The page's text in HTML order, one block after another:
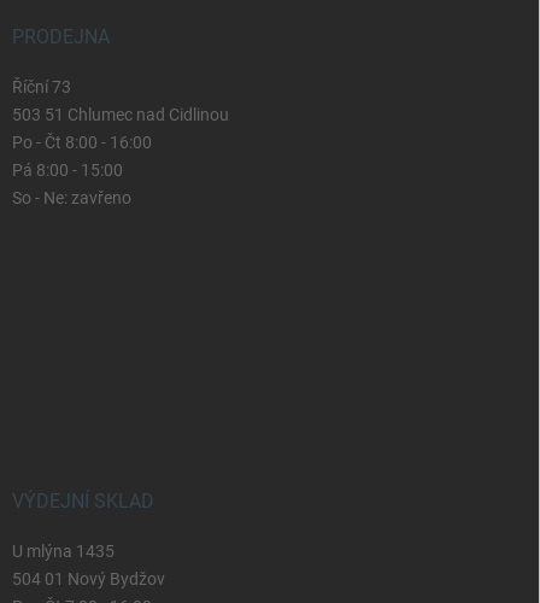
PRODEJNA
Říční 73
503 51 Chlumec nad Cidlinou
Po - Čt 8:00 - 16:00
Pá 8:00 - 15:00
So - Ne: zavřeno
VÝDEJNÍ SKLAD
U mlýna 1435
504 01 Nový Bydžov